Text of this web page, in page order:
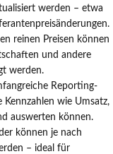
werden – etwa
reinen Preisen können
und andere
werden.
Reporting-
wie Umsatz,
auswerten können.
können je nach
– ideal für